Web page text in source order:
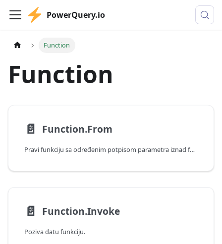
PowerQuery.io
Function
Function
📄️ Function.From
Pravi funkciju sa određenim potpisom parametra iznad funkcije koja koristi jedan argument liste.
📄️ Function.Invoke
Poziva datu funkciju.